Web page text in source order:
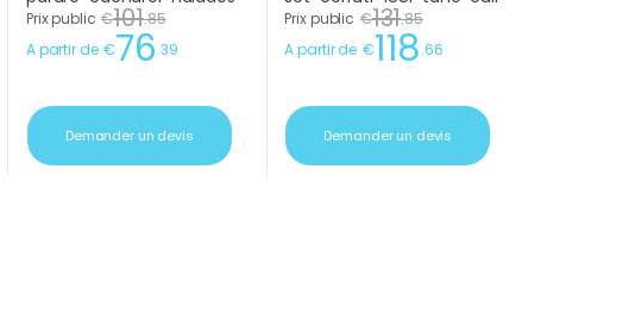
Prix public €101.85
A partir de €76.39
Demander un devis
Prix public €131.85
A partir de €118.66
Demander un devis